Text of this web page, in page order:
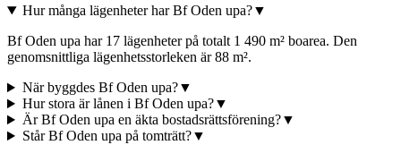
Hur många lägenheter har Bf Oden upa?▼
Bf Oden upa har 17 lägenheter på totalt 1 490 m² boarea. Den
genomsnittliga lägenhetsstorleken är 88 m².
När byggdes Bf Oden upa?▼
Hur stora är lånen i Bf Oden upa?▼
Är Bf Oden upa en äkta bostadsrättsförening?▼
Står Bf Oden upa på tomträtt?▼